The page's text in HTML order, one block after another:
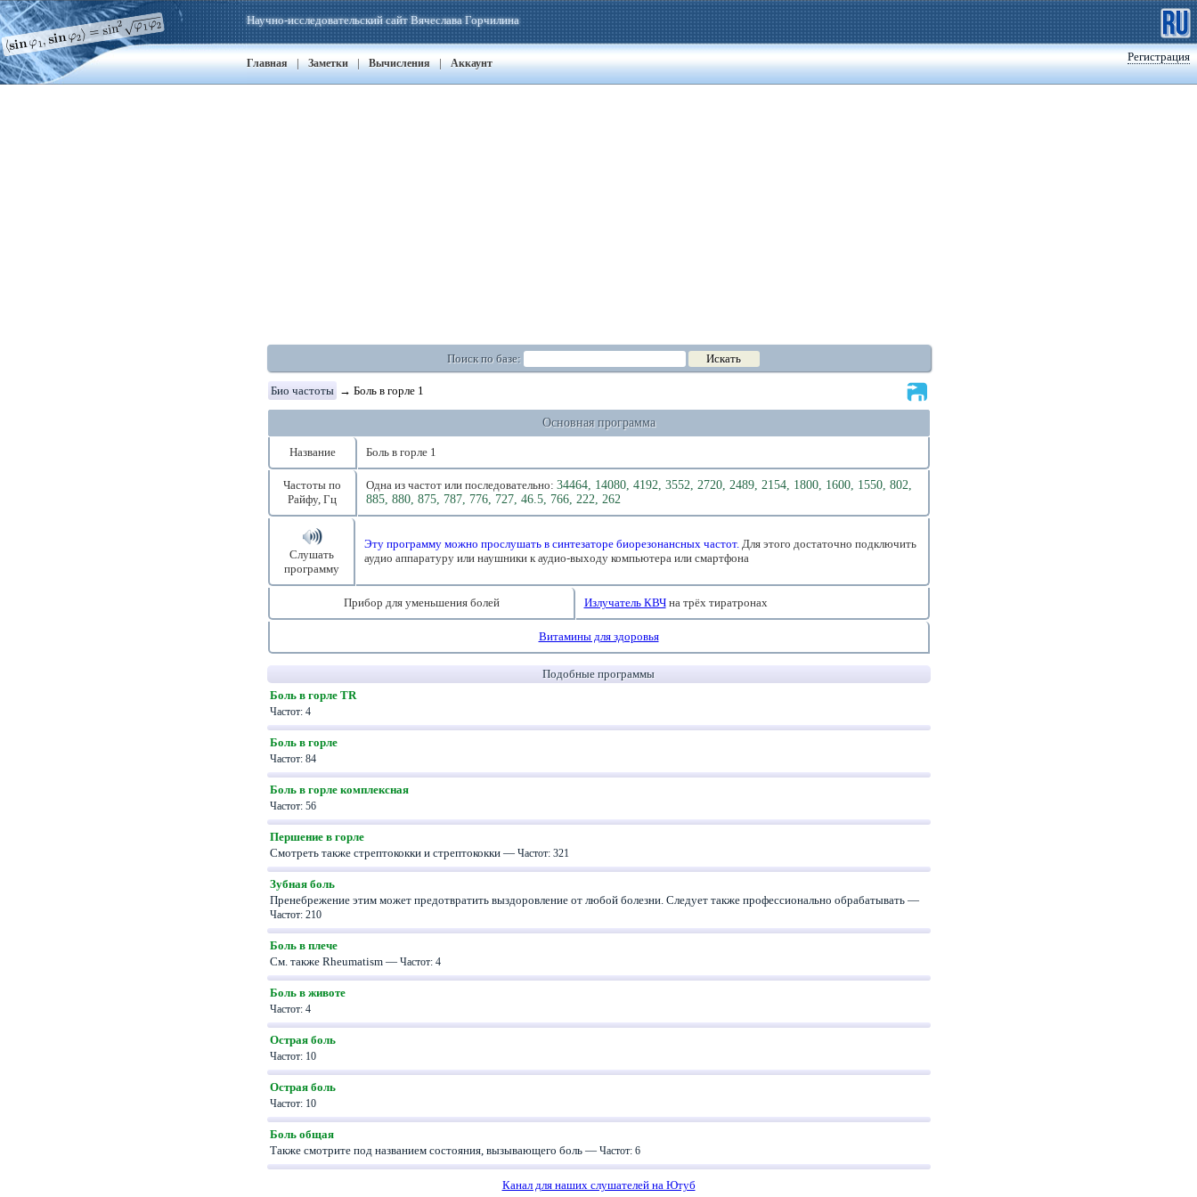
Регистрация
Научно-исследовательский сайт Вячеслава Горчилина
Главная | Заметки | Вычисления | Аккаунт
Поиск по базе:
Био частоты → Боль в горле 1
Основная программа
Название Боль в горле 1
Частоты по
Райфу, Гц
Одна из частот или последовательно: 34464, 14080, 4192, 3552, 2720, 2489, 2154, 1800, 1600, 1550, 802,
885, 880, 875, 787, 776, 727, 46.5, 766, 222, 262
Слушать
программу
Эту программу можно прослушать в синтезаторе биорезонансных частот.Для этого достаточно подключить
аудио аппаратуру или наушники к аудио-выходу компьютера или смартфона
Прибор для уменьшения болей Излучатель КВЧна трёх тиратронах
Витамины для здоровья
Подобные программы
Боль в горле TR
Частот: 4
Боль в горле
Частот: 84
Боль в горле комплексная
Частот: 56
Першение в горле
Смотреть также стрептококки и стрептококки — Частот: 321
Зубная боль
Пренебрежение этим может предотвратить выздоровление от любой болезни. Следует также профессионально обрабатывать —
Частот: 210
Боль в плече
См. также Rheumatism — Частот: 4
Боль в животе
Частот: 4
Острая боль
Частот: 10
Острая боль
Частот: 10
Боль общая
Также смотрите под названием состояния, вызывающего боль — Частот: 6
Канал для наших слушателей на Ютуб